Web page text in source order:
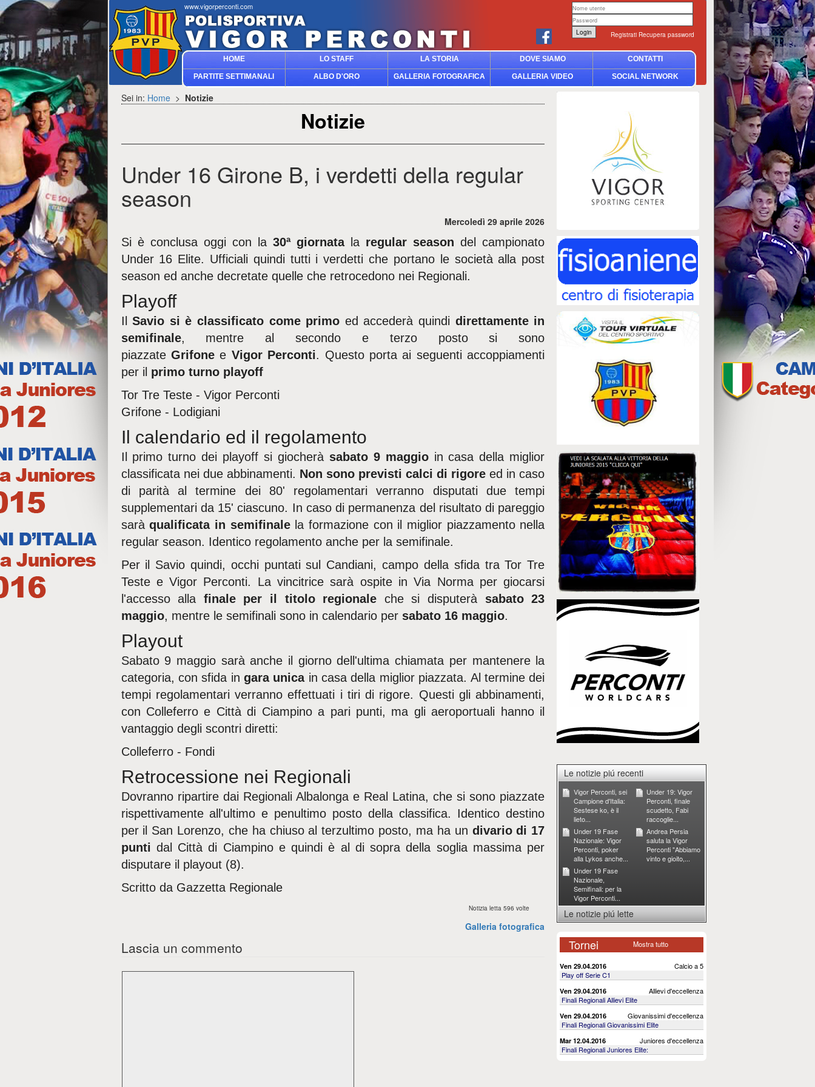
www.vigorperconti.com
Registrati Recupera password
HOME LO STAFF LA STORIA DOVE SIAMO CONTATTI
PARTITE SETTIMANALI ALBO D'ORO GALLERIA FOTOGRAFICA GALLERIA VIDEO SOCIAL NETWORK
Sei in: Home> Notizie
Notizie
Under 16 Girone B, i verdetti della regular
season
Mercoledì 29 aprile 2026
Si è conclusa oggi con la 30ª giornata la regular season del campionato
Under 16 Elite. Ufficiali quindi tutti i verdetti che portano le società alla post
season ed anche decretate quelle che retrocedono nei Regionali.
Playoff
IlSavio si è classificato come primo ed accederà quindi direttamente in
semifinale, mentre al secondo e terzo posto si sono
piazzate Grifone e Vigor Perconti. Questo porta ai seguenti accoppiamenti
per il primo turno playoff
Tor Tre Teste - Vigor Perconti
Grifone - Lodigiani
Il calendario ed il regolamento
Il primo turno dei playoff si giocherà sabato 9 maggio in casa della miglior
classificata nei due abbinamenti. Non sono previsti calci di rigore ed in caso
di parità al termine dei 80' regolamentari verranno disputati due tempi
supplementari da 15' ciascuno. In caso di permanenza del risultato di pareggio
saràqualificata in semifinale la formazione con il miglior piazzamento nella
regular season. Identico regolamento anche per la semifinale.
Per il Savio quindi, occhi puntati sul Candiani, campo della sfida tra Tor Tre
Teste e Vigor Perconti. La vincitrice sarà ospite in Via Norma per giocarsi
l'accesso alla finale per il titolo regionale che si disputerà sabato 23
maggio, mentre le semifinali sono in calendario per sabato 16 maggio.
Playout
Sabato 9 maggio sarà anche il giorno dell'ultima chiamata per mantenere la
categoria, con sfida in gara unica in casa della miglior piazzata. Al termine dei
tempi regolamentari verranno effettuati i tiri di rigore. Questi gli abbinamenti,
con Colleferro e Città di Ciampino a pari punti, ma gli aeroportuali hanno il
vantaggio degli scontri diretti:
Colleferro - Fondi
Retrocessione nei Regionali
Dovranno ripartire dai Regionali Albalonga e Real Latina, che si sono piazzate
rispettivamente all'ultimo e penultimo posto della classifica. Identico destino
per il San Lorenzo, che ha chiuso al terzultimo posto, ma ha un divario di 17
punti dal Città di Ciampino e quindi è al di sopra della soglia massima per
disputare il playout (8).
Scritto da Gazzetta Regionale
Notizia letta 596 volte
Galleria fotografica
Lascia un commento
Le notizie piú recenti
Vigor Perconti, sei
Campione d'Italia:
Sestese ko, è il
lieto...
Under 19: Vigor
Perconti, finale
scudetto, Fabi
raccoglie...
Under 19 Fase
Nazionale: Vigor
Perconti, poker
alla Lykos anche...
Andrea Persia
saluta la Vigor
Perconti "Abbiamo
vinto e gioito,...
Under 19 Fase
Nazionale,
Semifinali: per la
Vigor Perconti...
Le notizie piú lette
Tornei Mostra tutto
Ven 29.04.2016
Calcio a 5
Play off Serie C1
Ven 29.04.2016
Allievi d'eccellenza
Finali Regionali Allievi Elite
Ven 29.04.2016
Giovanissimi d'eccellenza
Finali Regionali Giovanissimi Elite
Mar 12.04.2016
Juniores d'eccellenza
Finali Regionali Juniores Elite: